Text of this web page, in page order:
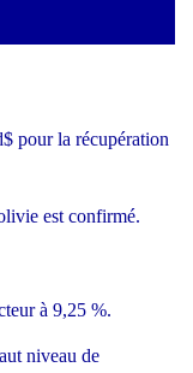
pour la récupération
est confirmé.
à 9,25 %.
niveau de